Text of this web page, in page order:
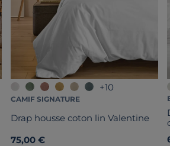
+10
CAMIF SIGNATURE
Drap housse coton lin Valentine
75,00 €